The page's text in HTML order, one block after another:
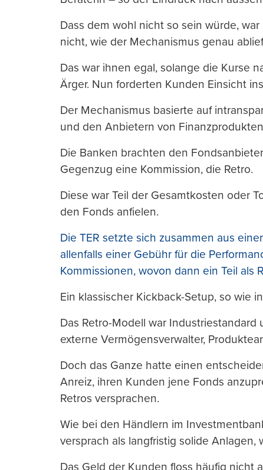
Dass dem wohl nicht so sein würde,
nicht, wie der Mechanismus genau
Das war ihnen egal, solange die Kurse
Ärger. Nun forderten Kunden Einsicht
Der Mechanismus basierte auf
und den Anbietern von
Die Banken brachten den
Gegenzug eine Kommission, die Retro.
Diese war Teil der Gesamtkosten oder
den Fonds anfielen.
Die TER setzte sich zusammen aus
allenfalls einer Gebühr für die
Kommissionen, wovon dann ein Teil als
Ein klassischer Kickback-Setup, so wie
Das Retro-Modell war
externe Vermögensverwalter,
Doch das Ganze hatte einen
Anreiz, ihren Kunden jene Fonds
Retros versprachen.
Wie bei den Händlern im
versprach als langfristig solide
Das Geld der Kunden floss häufig nicht